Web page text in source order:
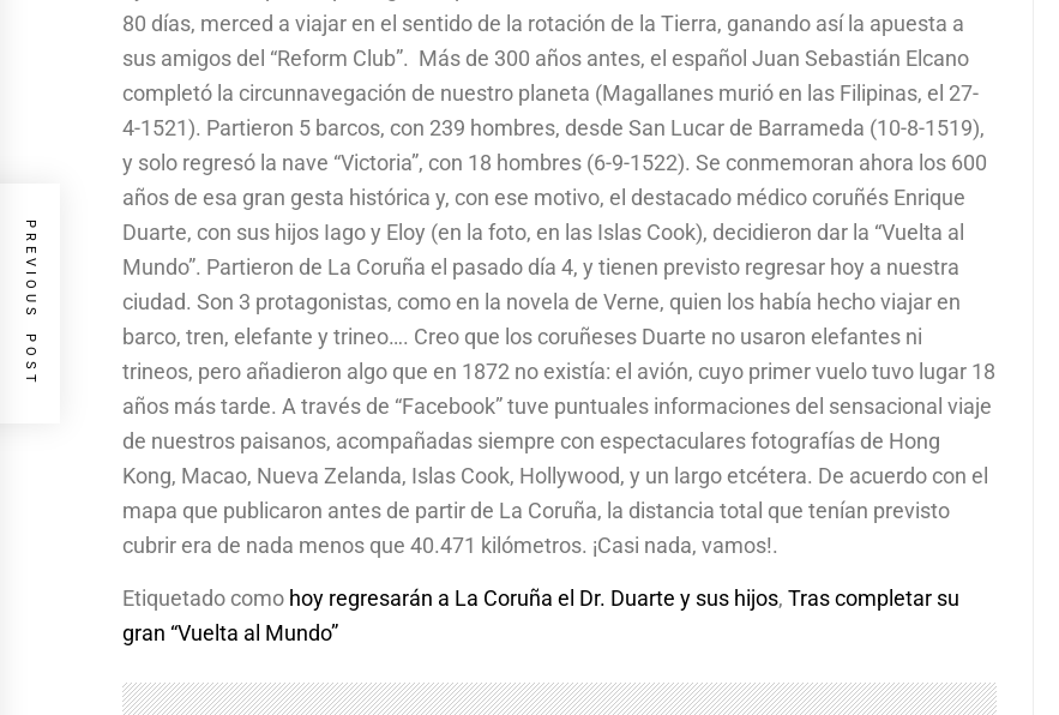
80 días, merced a viajar en el sentido de la rotación de la Tierra, ganando así la apuesta a
sus amigos del “Reform Club”. Más de 300 años antes, el español Juan Sebastián Elcano
completó la circunnavegación de nuestro planeta (Magallanes murió en las Filipinas, el 27-
4-1521). Partieron 5 barcos, con 239 hombres, desde San Lucar de Barrameda (10-8-1519),
y solo regresó la nave “Victoria”, con 18 hombres (6-9-1522). Se conmemoran ahora los 600
años de esa gran gesta histórica y, con ese motivo, el destacado médico coruñés Enrique
Duarte, con sus hijos Iago y Eloy (en la foto, en las Islas Cook), decidieron dar la “Vuelta al
Mundo”. Partieron de La Coruña el pasado día 4, y tienen previsto regresar hoy a nuestra
ciudad. Son 3 protagonistas, como en la novela de Verne, quien los había hecho viajar en
barco, tren, elefante y trineo…. Creo que los coruñeses Duarte no usaron elefantes ni
trineos, pero añadieron algo que en 1872 no existía: el avión, cuyo primer vuelo tuvo lugar 18
años más tarde. A través de “Facebook” tuve puntuales informaciones del sensacional viaje
de nuestros paisanos, acompañadas siempre con espectaculares fotografías de Hong
Kong, Macao, Nueva Zelanda, Islas Cook, Hollywood, y un largo etcétera. De acuerdo con el
mapa que publicaron antes de partir de La Coruña, la distancia total que tenían previsto
cubrir era de nada menos que 40.471 kilómetros. ¡Casi nada, vamos!.
Etiquetado como hoy regresarán a La Coruña el Dr. Duarte y sus hijos, Tras completar su
gran “Vuelta al Mundo”
PREVIOUS POST